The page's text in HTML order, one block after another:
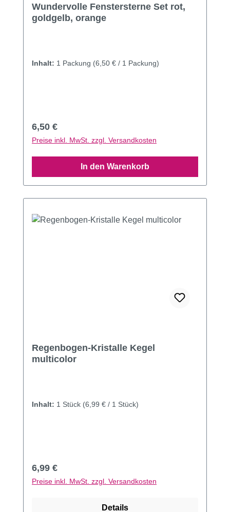
Wundervolle Fenstersterne Set rot,
goldgelb, orange
Inhalt: 1 Packung (6,50 € / 1 Packung)
Regulärer Preis:
6,50 €
Preise inkl. MwSt. zzgl. Versandkosten
In den Warenkorb
Regenbogen-Kristalle Kegel
multicolor
Inhalt: 1 Stück (6,99 € / 1 Stück)
Regulärer Preis:
6,99 €
Preise inkl. MwSt. zzgl. Versandkosten
Details